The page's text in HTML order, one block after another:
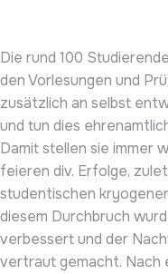
Die rund 100
den Vorlesungen und
zusätzlich an selbst
und tun dies
Damit stellen sie immer
feieren div. Erfolge,
studentischen
diesem Durchbruch
verbessert und der
vertraut gemacht. Nach